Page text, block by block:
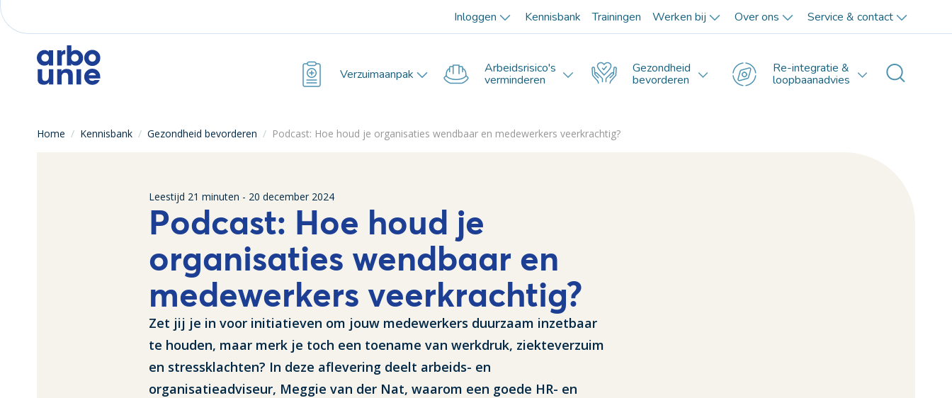
Inloggen Kennisbank Trainingen Werken bij Over ons Service & contact
Verzuimaanpak Arbeidsrisico's
verminderen
Gezondheid
bevorderen
Re-integratie &
loopbaanadvies
Home / Kennisbank / Gezondheid bevorderen / Podcast: Hoe houd je organisaties wendbaar en medewerkers veerkrachtig?
Leestijd 21 minuten - 20 december 2024
Podcast: Hoe houd je
organisaties wendbaar en
medewerkers veerkrachtig?
Zet jij je in voor initiatieven om jouw medewerkers duurzaam inzetbaar
te houden, maar merk je toch een toename van werkdruk, ziekteverzuim
en stressklachten? In deze aflevering deelt arbeids- en
organisatieadviseur, Meggie van der Nat, waarom een goede HR- en